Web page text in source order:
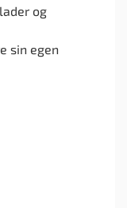
og
sin egen